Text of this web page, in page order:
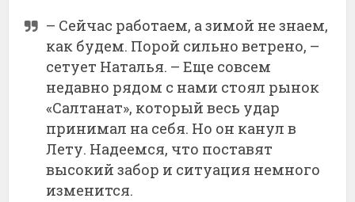
– Сейчас работаем, а зимой не знаем,
как будем. Порой сильно ветрено, –
сетует Наталья. – Еще совсем
недавно рядом с нами стоял рынок
«Салтанат», который весь удар
принимал на себя. Но он канул в
Лету. Надеемся, что поставят
высокий забор и ситуация немного
изменится.